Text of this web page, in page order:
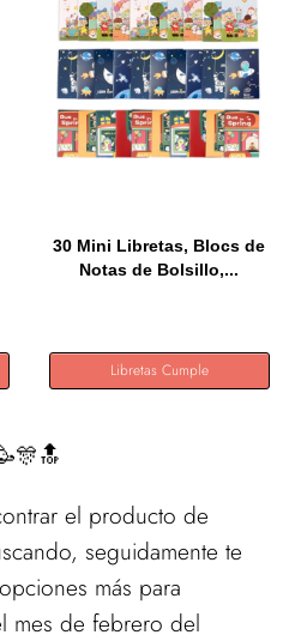
30 Mini Libretas, Blocs de
Notas de Bolsillo,...
Libretas Cumple
el producto de
seguidamente te
más para
mes de febrero del